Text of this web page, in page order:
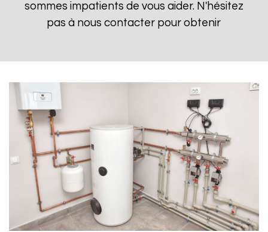
sommes impatients de vous aider. N'hésitez
pas à nous contacter pour obtenir